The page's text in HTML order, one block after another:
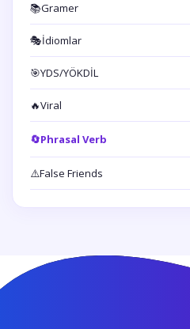
📚Gramer
🎭İdiomlar
🎯YDS/YÖKDİL
🔥Viral
🔄Phrasal Verb
⚠️False Friends